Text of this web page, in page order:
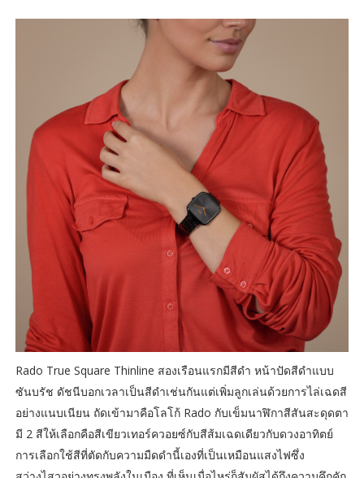
Rado True Square Thinline สองเรือนแรกมีสีดำ หน้าปัดสีดำแบบ
ซันบรัช ดัชนีบอกเวลาเป็นสีดำเช่นกันแต่เพิ่มลูกเล่นด้วยการไล่เฉดสี
อย่างแนบเนียน ถัดเข้ามาคือโลโก้ Rado กับเข็มนาฬิกาสีสันสะดุดตา
มี 2 สีให้เลือกคือสีเขียวเทอร์ควอยซ์กับสีส้มเฉดเดียวกับดวงอาทิตย์
การเลือกใช้สีที่ตัดกับความมืดดำนี้เองที่เป็นเหมือนแสงไฟซึ่ง